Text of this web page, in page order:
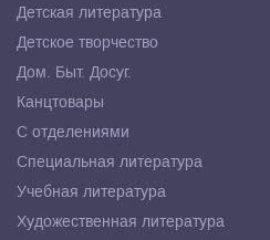
Детская литература
Детское творчество
Дом. Быт. Досуг.
Канцтовары
С отделениями
Специальная литература
Учебная литература
Художественная литература